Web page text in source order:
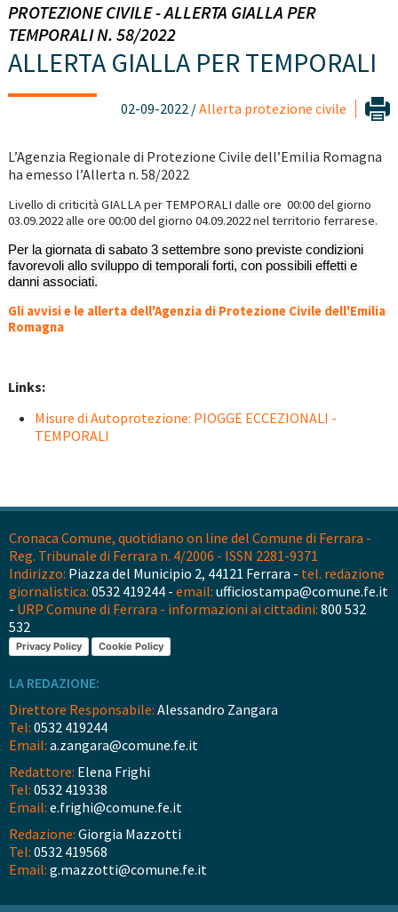
PROTEZIONE CIVILE - ALLERTA GIALLA PER
TEMPORALI N. 58/2022
ALLERTA GIALLA PER TEMPORALI
02-09-2022 /Allerta protezione civile
L’Agenzia Regionale di Protezione Civile dell’Emilia Romagna
ha emesso l’Allerta n. 58/2022
Livello di criticità GIALLA per TEMPORALI dalle ore 00:00 del giorno
03.09.2022 alle ore 00:00del giorno 04.09.2022nel territorio ferrarese.
Per la giornata di sabato 3 settembre sono previste condizioni
favorevoli allo sviluppo di temporali forti, con possibili effetti e
danni associati.
Gli avvisi e le allerta dell'Agenzia di Protezione Civile dell'Emilia
Romagna
Links:
Misure di Autoprotezione: PIOGGE ECCEZIONALI -
TEMPORALI
Cronaca Comune, quotidiano on line del Comune di Ferrara -
Reg. Tribunale di Ferrara n. 4/2006 - ISSN 2281-9371
Indirizzo: Piazza del Municipio 2, 44121 Ferrara - tel. redazione
giornalistica: 0532 419244 - email: ufficiostampa@comune.fe.it
- URP Comune di Ferrara - informazioni ai cittadini: 800 532
532
Privacy Policy Cookie Policy
LA REDAZIONE:
Direttore Responsabile: Alessandro Zangara
Tel: 0532 419244
Email: a.zangara@comune.fe.it
Redattore: Elena Frighi
Tel: 0532 419338
Email: e.frighi@comune.fe.it
Redazione: Giorgia Mazzotti
Tel: 0532 419568
Email: g.mazzotti@comune.fe.it